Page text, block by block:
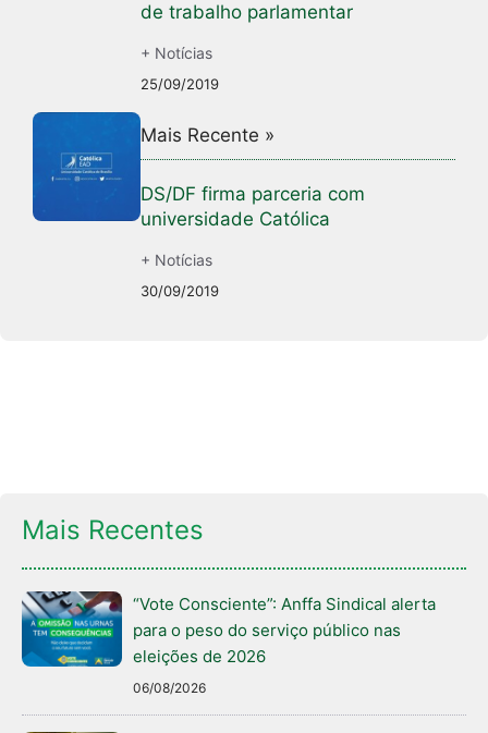
de trabalho parlamentar
+ Notícias
25/09/2019
Mais Recente »
DS/DF firma parceria com
universidade Católica
+ Notícias
30/09/2019
Mais Recentes
“Vote Consciente”: Anffa Sindical alerta
para o peso do serviço público nas
eleições de 2026
06/08/2026